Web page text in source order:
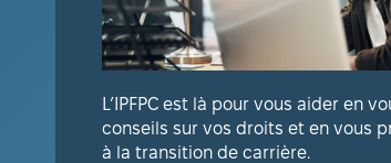
L’IPFPC est là pour vous aider en
conseils sur vos droits et en vous
à la transition de carrière.